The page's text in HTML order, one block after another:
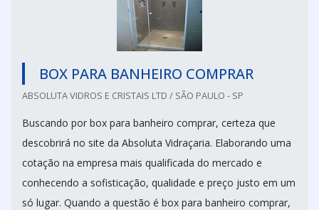
BOX PARA BANHEIRO COMPRAR
ABSOLUTA VIDROS E CRISTAIS LTD / SÃO PAULO - SP
Buscando por box para banheiro comprar, certeza que
descobrirá no site da Absoluta Vidraçaria. Elaborando uma
cotação na empresa mais qualificada do mercado e
conhecendo a sofisticação, qualidade e preço justo em um
só lugar. Quando a questão é box para banheiro comprar,